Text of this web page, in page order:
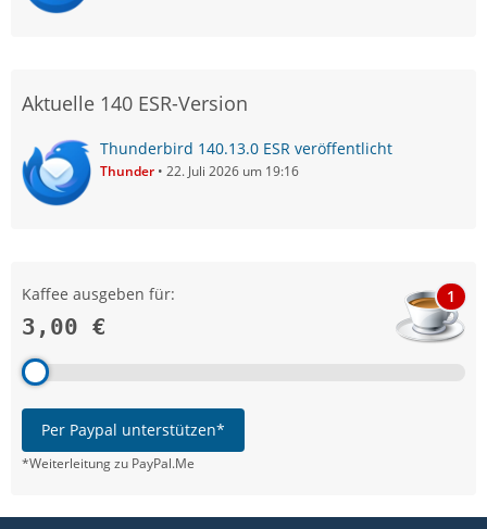
Aktuelle 140 ESR-Version
Thunderbird 140.13.0 ESR veröffentlicht
Thunder 22. Juli 2026 um 19:16
Kaffee ausgeben für:
3,00 €
1
Per Paypal unterstützen*
*Weiterleitung zu PayPal.Me